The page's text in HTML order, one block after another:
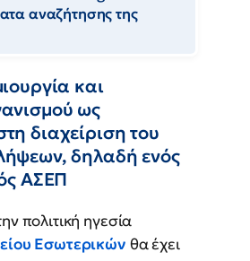
αναζήτησης της
και
ως
διαχείριση του
δηλαδή ενός
ΑΣΕΠ
πολιτική ηγεσία
Εσωτερικών θα έχει